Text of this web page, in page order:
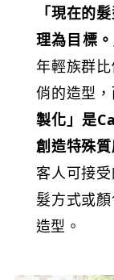
「現在的
理為目標。
年輕族群
俏的造型
製化」是
創造特殊
客人可接
髮方式或
造型。